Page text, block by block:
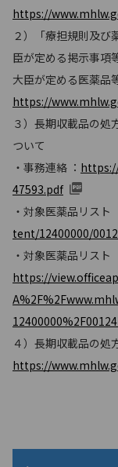
https://
２）「療担規則及び
臣が定める掲示事項
大臣が定める医薬品
https://
３）長期収載品の処
ついて
・事務連絡 ：
47593.pdf
・対象医薬品リ
tent/12400000/
・対象医薬品リス
https://
４）長期収載品の処
https://